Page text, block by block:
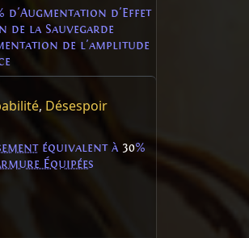
d'Augmentation d'Effet
de la Sauvegarde
de l'amplitude
, Désespoir
équivalent à 30%
Équipées